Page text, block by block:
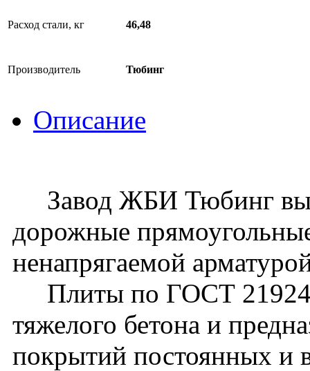
Расход стали, кг 46,48
Производитель Тюбинг
Описание
Завод ЖБИ Тюбинг
дорожные
ненапрягаемой
Плиты по ГОСТ
тяжелого бетона и
покрытий постоянных и